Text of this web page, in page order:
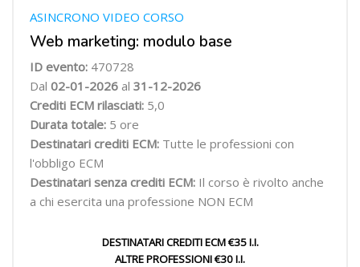
Web marketing: modulo base
ASINCRONO VIDEO CORSO
ID evento: 470728
Dal 02-01-2026 al 31-12-2026
Crediti ECM rilasciati: 5,0
Durata totale: 5 ore
Destinatari crediti ECM: Tutte le professioni con
l'obbligo ECM
Destinatari senza crediti ECM: Il corso è rivolto anche
a chi esercita una professione NON ECM
DESTINATARI CREDITI ECM €35 I.I.
ALTRE PROFESSIONI €30 I.I.